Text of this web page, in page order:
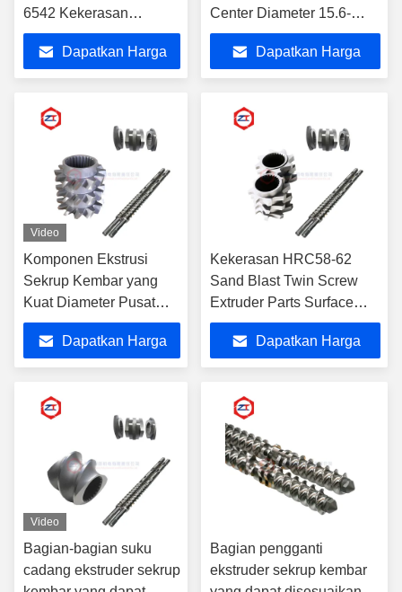
6542 Kekerasan
HRC58-62 paduan nikel
tahan lamaDapatkan Harga
Center Diameter 15.6-
350mm Dan Lebih dari
Twin Screw Extruder
Dapatkan Harga
Video
Komponen Ekstrusi
Sekrup Kembar yang
Kuat Diameter Pusat
15,6-350mm Dan Lebih
Untuk Aplikasi Tugas
Berat
Dapatkan Harga
Kekerasan HRC58-62
Sand Blast Twin Screw
Extruder Parts Surface
Finish
Dapatkan Harga
Video
Bagian-bagian suku
cadang ekstruder sekrup
Bagian pengganti
ekstruder sekrup kembar